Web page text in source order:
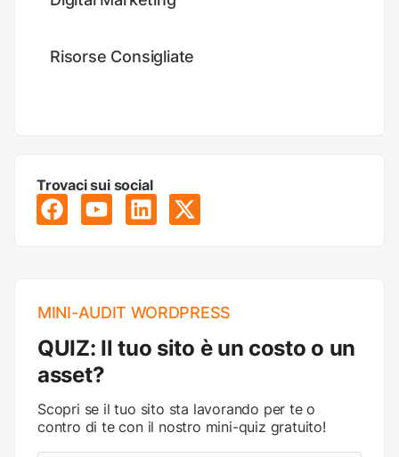
Risorse Consigliate
Trovaci sui social
MINI-AUDIT WORDPRESS
QUIZ: Il tuo sito è un costo o un
asset?
Scopri se il tuo sito sta lavorando per te o
contro di te con il nostro mini-quiz gratuito!